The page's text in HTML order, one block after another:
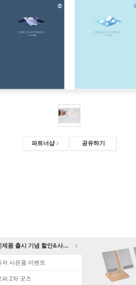
파트너샵 공유하기
노르잇 신제품 출시 기념 할인&사은품 증정!
저 사은품 이벤트
퍼 2차 굿즈